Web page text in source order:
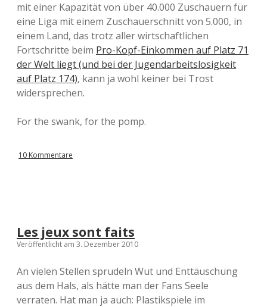
mit einer Kapazität von über 40.000 Zuschauern für
eine Liga mit einem Zuschauerschnitt von 5.000, in
einem Land, das trotz aller wirtschaftlichen
Fortschritte beim Pro-Kopf-Einkommen auf Platz 71
der Welt liegt (und bei der Jugendarbeitslosigkeit
auf Platz 174), kann ja wohl keiner bei Trost
widersprechen.
For the swank, for the pomp.
10 Kommentare
Les jeux sont faits
Veröffentlicht am 3. Dezember 2010
An vielen Stellen sprudeln Wut und Enttäuschung
aus dem Hals, als hätte man der Fans Seele
verraten. Hat man ja auch: Plastikspiele im